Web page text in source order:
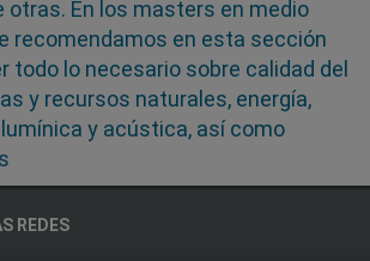
otras. En los masters en medio
recomendamos en esta sección
todo lo necesario sobre calidad del
y recursos naturales, energía,
y acústica, así como
REDES